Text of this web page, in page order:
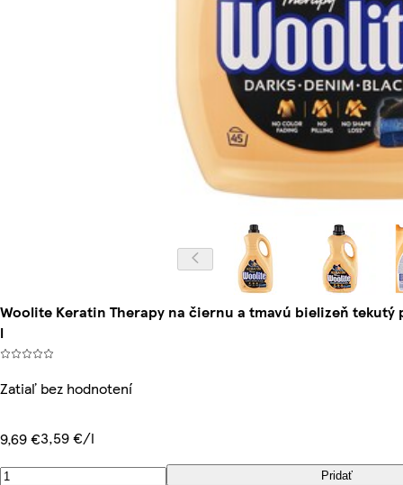
Woolite Keratin Therapy na čiernu a tmavú bielizeň
l
Zatiaľ bez hodnotení
9,69 €3,59 €/l
Pridať